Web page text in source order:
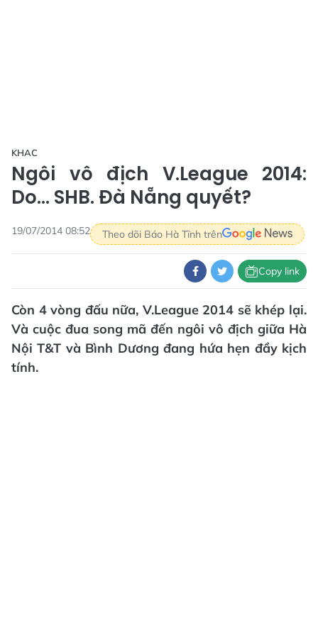
KHAC
Ngôi vô địch V.League 2014:
Do... SHB. Đà Nẵng quyết?
19/07/2014 08:52 Theo dõi Báo Hà Tĩnh trên
Copy link
Còn 4 vòng đấu nữa, V.League 2014 sẽ khép lại.
Và cuộc đua song mã đến ngôi vô địch giữa Hà
Nội T&T và Bình Dương đang hứa hẹn đầy kịch
tính.